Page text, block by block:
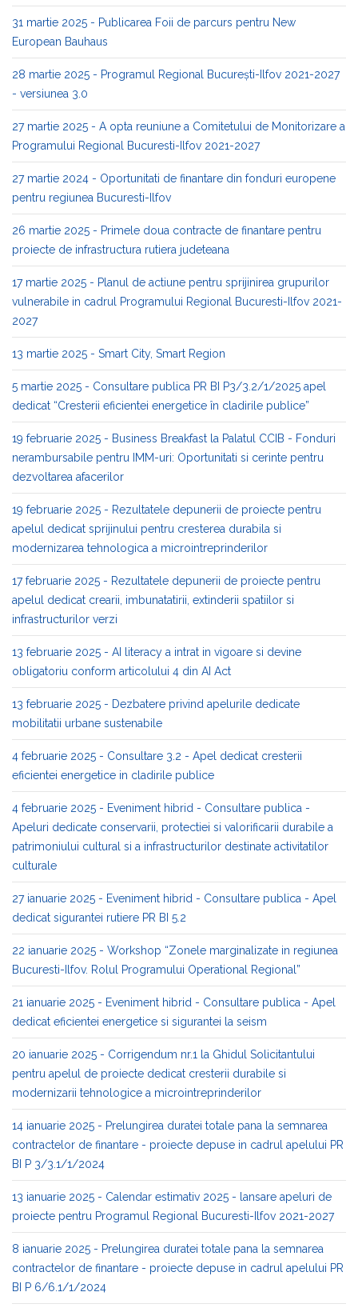
31 martie 2025 - Publicarea Foii de parcurs pentru New
European Bauhaus
28 martie 2025 - Programul Regional București-Ilfov 2021-2027
- versiunea 3.0
27 martie 2025 - A opta reuniune a Comitetului de Monitorizare a
Programului Regional Bucuresti-Ilfov 2021-2027
27 martie 2024 - Oportunitati de finantare din fonduri europene
pentru regiunea Bucuresti-Ilfov
26 martie 2025 - Primele doua contracte de finantare pentru
proiecte de infrastructura rutiera judeteana
17 martie 2025 - Planul de actiune pentru sprijinirea grupurilor
vulnerabile in cadrul Programului Regional Bucuresti-Ilfov 2021-
2027
13 martie 2025 - Smart City, Smart Region
5 martie 2025 - Consultare publica PR BI P3/3.2/1/2025 apel
dedicat “Cresterii eficientei energetice în cladirile publice”
19 februarie 2025 - Business Breakfast la Palatul CCIB - Fonduri
nerambursabile pentru IMM-uri: Oportunitati si cerinte pentru
dezvoltarea afacerilor
19 februarie 2025 - Rezultatele depunerii de proiecte pentru
apelul dedicat sprijinului pentru cresterea durabila si
modernizarea tehnologica a microintreprinderilor
17 februarie 2025 - Rezultatele depunerii de proiecte pentru
apelul dedicat crearii, imbunatatirii, extinderii spatiilor si
infrastructurilor verzi
13 februarie 2025 - AI literacy a intrat in vigoare si devine
obligatoriu conform articolului 4 din AI Act
13 februarie 2025 - Dezbatere privind apelurile dedicate
mobilitatii urbane sustenabile
4 februarie 2025 - Consultare 3.2 - Apel dedicat cresterii
eficientei energetice in cladirile publice
4 februarie 2025 - Eveniment hibrid - Consultare publica -
Apeluri dedicate conservarii, protectiei si valorificarii durabile a
patrimoniului cultural si a infrastructurilor destinate activitatilor
culturale
27 ianuarie 2025 - Eveniment hibrid - Consultare publica - Apel
dedicat sigurantei rutiere PR BI 5.2
22 ianuarie 2025 - Workshop “Zonele marginalizate in regiunea
Bucuresti-Ilfov. Rolul Programului Operational Regional”
21 ianuarie 2025 - Eveniment hibrid - Consultare publica - Apel
dedicat eficientei energetice si sigurantei la seism
20 ianuarie 2025 - Corrigendum nr.1 la Ghidul Solicitantului
pentru apelul de proiecte dedicat cresterii durabile si
modernizarii tehnologice a microintreprinderilor
14 ianuarie 2025 - Prelungirea duratei totale pana la semnarea
contractelor de finantare - proiecte depuse in cadrul apelului PR
BI P 3/3.1/1/2024
13 ianuarie 2025 - Calendar estimativ 2025 - lansare apeluri de
proiecte pentru Programul Regional Bucuresti-Ilfov 2021-2027
8 ianuarie 2025 - Prelungirea duratei totale pana la semnarea
contractelor de finantare - proiecte depuse in cadrul apelului PR
BI P 6/6.1/1/2024